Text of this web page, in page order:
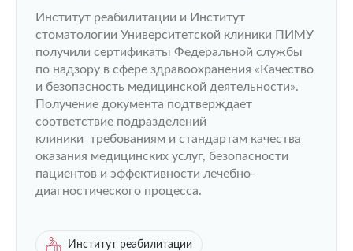
Институт реабилитации и Институт
стоматологии Университетской клиники ПИМУ
получили сертификаты Федеральной службы
по надзору в сфере здравоохранения «Качество
и безопасность медицинской деятельности».
Получение документа подтверждает
соответствие подразделений
клиники требованиям и стандартам качества
оказания медицинских услуг, безопасности
пациентов и эффективности лечебно-
диагностического процесса.
Институт реабилитации